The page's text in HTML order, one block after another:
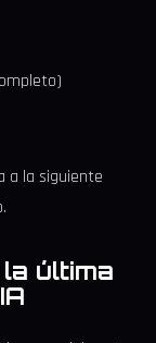
a la siguiente
última